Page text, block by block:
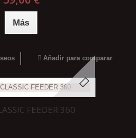
Más
Añadir para comparar
FEEDER 360